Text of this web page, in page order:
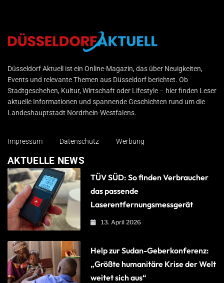
Düsseldorf Aktuell
Düsseldorf Aktuell ist ein Online-Magazin, das über Neuigkeiten,
Events und relevante Themen aus Düsseldorf berichtet. Ob
Stadtgeschehen, Kultur, Wirtschaft oder Lifestyle – hier finden Leser
aktuelle Informationen und spannende Geschichten rund um die
Landeshauptstadt Nordrhein-Westfalens.
Impressum Datenschutz Werbung
AKTUELLE NEWS
TÜV SÜD: So finden Verbraucher
das passende
Laserentfernungsmessgerät
13. April 2026
Help zur Sudan-Geberkonferenz:
„Größte humanitäre Krise der Welt
weitet sich aus“